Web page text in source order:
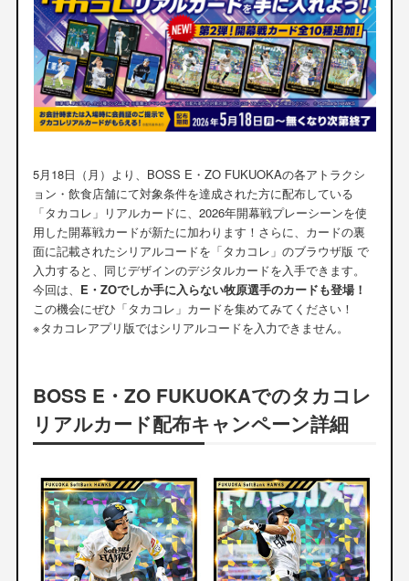
5月18日（月）より、BOSS E・ZO FUKUOKAの各アトラクシ
ョン・飲食店舗にて対象条件を達成された方に配布している
「タカコレ」リアルカードに、2026年開幕戦プレーシーンを使
用した開幕戦カードが新たに加わります！さらに、カードの裏
面に記載されたシリアルコードを「タカコレ」のブラウザ版 で
入力すると、同じデザインのデジタルカードを入手できます。
今回は、 E・ZOでしか手に入らない牧原選手のカードも登場！
この機会にぜひ「タカコレ」カードを集めてみてください！
※タカコレアプリ版ではシリアルコードを入力できません。
BOSS E・ZO FUKUOKAでのタカコレ
リアルカード配布キャンペーン詳細